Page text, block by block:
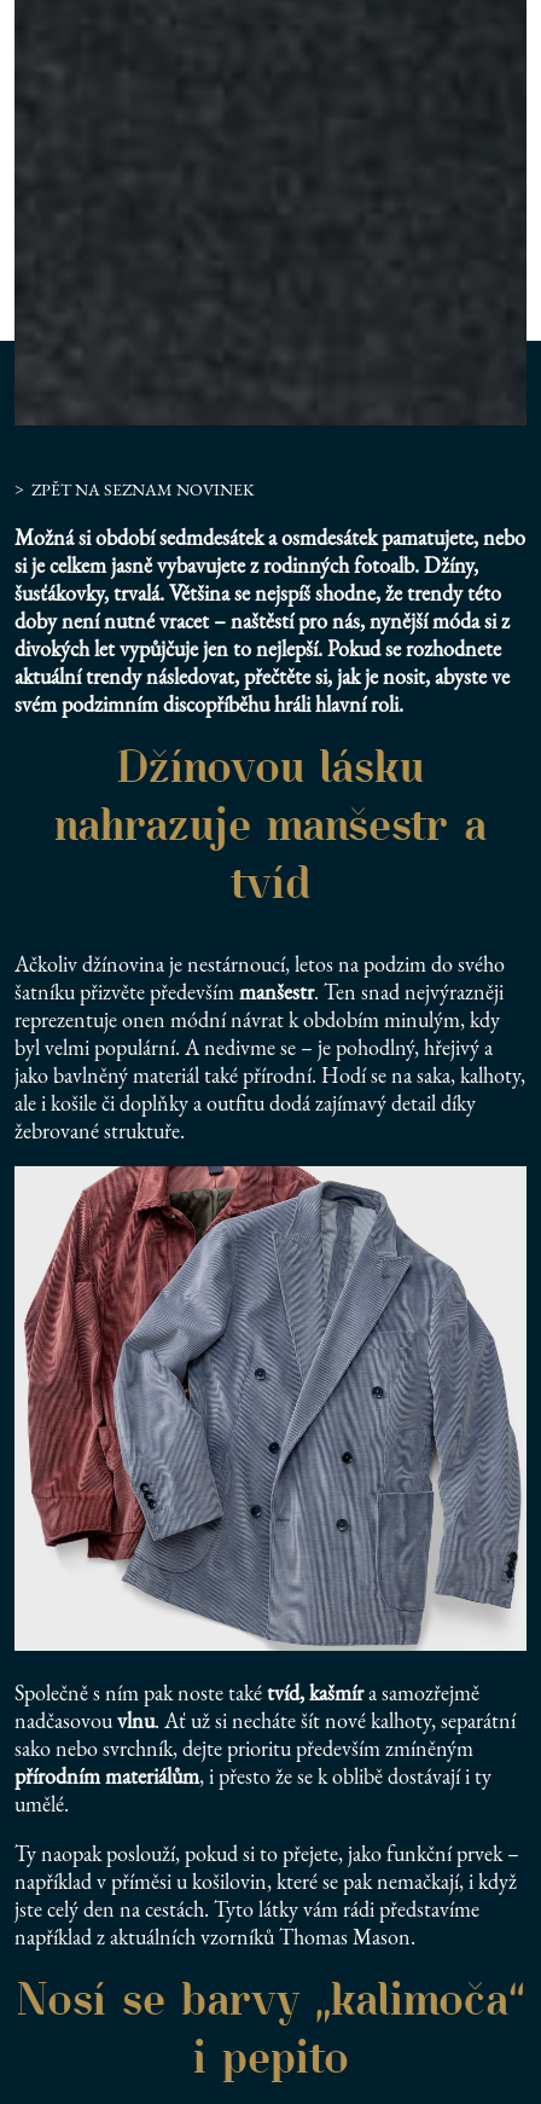
ZPĚT NA SEZNAM NOVINEK
Možná si období sedmdesátek a osmdesátek pamatujete, nebo
si je celkem jasně vybavujete z rodinných fotoalb. Džíny,
šusťákovky, trvalá. Většina se nejspíš shodne, že trendy této
doby není nutné vracet – naštěstí pro nás, nynější móda si z
divokých let vypůjčuje jen to nejlepší. Pokud se rozhodnete
aktuální trendy následovat, přečtěte si, jak je nosit, abyste ve
svém podzimním discopříběhu hráli hlavní roli.
Džínovou lásku
nahrazuje manšestr a
tvíd
Ačkoliv džínovina je nestárnoucí, letos na podzim do svého
šatníku přizvěte především manšestr. Ten snad nejvýrazněji
reprezentuje onen módní návrat k obdobím minulým, kdy
byl velmi populární. A nedivme se – je pohodlný, hřejivý a
jako bavlněný materiál také přírodní. Hodí se na saka, kalhoty,
ale i košile či doplňky a outfitu dodá zajímavý detail díky
žebrované struktuře.
Společně s ním pak noste takétvíd, kašmíra samozřejmě
nadčasovouvlnu. Ať už si necháte šít nové kalhoty, separátní
sako nebo svrchník, dejte prioritu především zmíněným
přírodním materiálům, i přesto že se k oblibě dostávají i ty
umělé.
Ty naopak poslouží, pokud si to přejete, jako funkční prvek –
například v příměsi u košilovin, které se pak nemačkají, i když
jste celý den na cestách. Tyto látky vám rádi představíme
například z aktuálních vzorníků Thomas Mason.
Nosí se barvy „kalimoča“
i pepito